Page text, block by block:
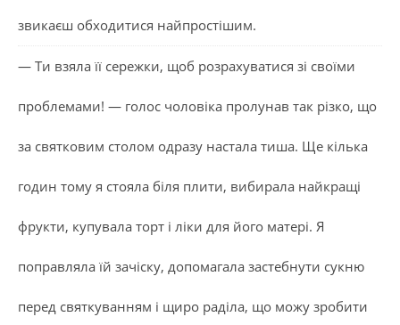
звикаєш обходитися найпростішим.
— Ти взяла її сережки, щоб розрахуватися зі своїми
проблемами! — голос чоловіка пролунав так різко, що
за святковим столом одразу настала тиша. Ще кілька
годин тому я стояла біля плити, вибирала найкращі
фрукти, купувала торт і ліки для його матері. Я
поправляла їй зачіску, допомагала застебнути сукню
перед святкуванням і щиро раділа, що можу зробити